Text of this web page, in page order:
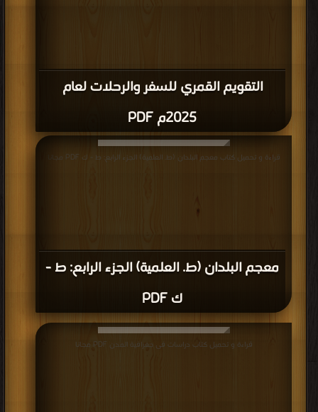
التقويم القمري للسفر والرحلات لعام
2025م PDF
معجم البلدان (ط. العلمية) الجزء الرابع: ط -
ك PDF
قراءة و تحميل كتاب معجم البلدان (ط. العلمية) الجزء الرابع: ط - ك PDF مجانا
قراءة و تحميل كتاب دراسات فى جغرافية المدن PDF مجانا